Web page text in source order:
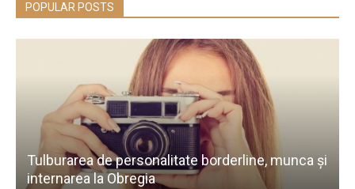
POPULAR POSTS
Tulburarea de personalitate borderline, munca și
internarea la Obregia